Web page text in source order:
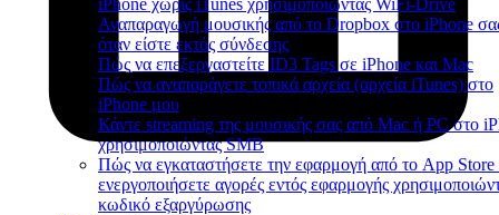
iPhone χωρίς iTunes χρησιμοποιώντας WiFi-Drive
Αναπαραγωγή μουσικής από το Dropbox στο iPhone
όταν είστε εκτός σύνδεσης
Πώς να επεξεργαστείτε ID3 Tags σε iPhone και Mac
Πώς να αναπαράγετε τοπικά αρχεία (αρχεία iTunes) στο
iPhone μου
Κάντε streaming της μουσικής σας από Mac ή PC στο
χρησιμοποιώντας SMB
Πώς να εγκαταστήσετε την εφαρμογή από το App Store
ενεργοποιήσετε αγορές εντός εφαρμογής
κωδικό εξαργύρωσης